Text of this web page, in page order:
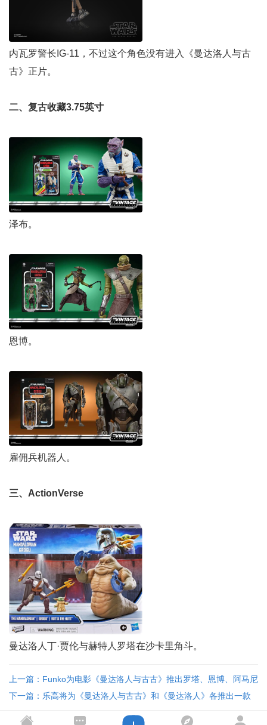
内瓦罗警长IG-11，不过这个角色没有进入《曼达洛人与古
古》正片。
二、复古收藏3.75英寸
泽布。
恩博。
雇佣兵机器人。
三、ActionVerse
曼达洛人丁·贾伦与赫特人罗塔在沙卡里角斗。
上一篇：Funko为电影《曼达洛人与古古》推出罗塔、恩博、阿马尼
人等Pop! 大头娃娃 ...
下一篇：乐高将为《曼达洛人与古古》和《曼达洛人》各推出一款